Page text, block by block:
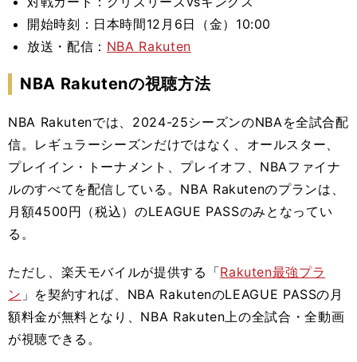
開始時刻：日本時間12月6日（金）10:00
放送・配信： NBA Rakuten
NBA Rakutenの視聴方法
NBA Rakutenでは、2024-25シーズンのNBAを全試合配
信。レギュラーシーズンだけではなく、オールスター、
プレイイン・トーナメント、プレイオフ、NBAファイナ
ルのすべてを配信している。NBA Rakutenのプランは、
月額4500円（税込）のLEAGUE PASSのみとなってい
る。
ただし、楽天モバイルが提供する「Rakuten最強プラ
ン 」を契約すれば、NBA RakutenのLEAGUE PASSの月
額料金が無料となり、NBA Rakuten上の全試合・全動画
が視聴できる。